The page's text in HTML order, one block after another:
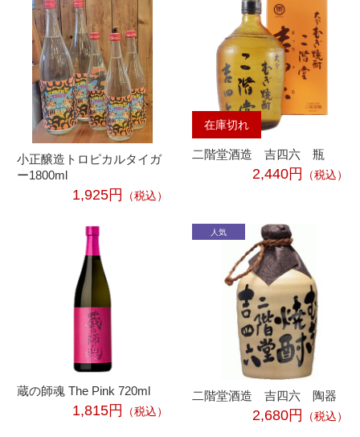
小正醸造トロピカルタイガ
ー1800ml
1,925円 （税込）
在庫切れ
二階堂酒造 吉四六 瓶
2,440円 （税込）
蔵の師魂 The Pink 720ml
1,815円 （税込）
二階堂酒造 吉四六 陶器
2,680円 （税込）